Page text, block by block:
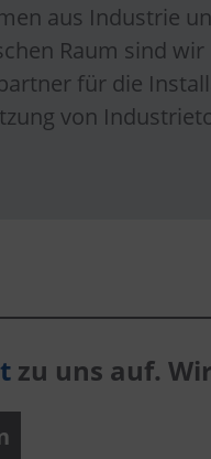
aus Industrie
Raum sind
für die
von
zu uns auf.